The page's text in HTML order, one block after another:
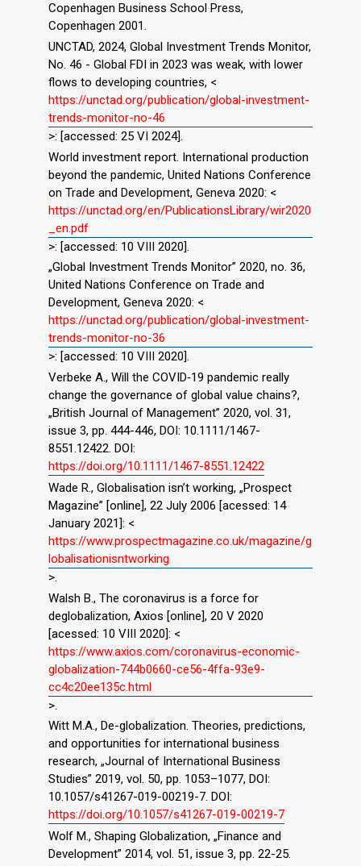
Copenhagen Business School Press,
Copenhagen 2001.
UNCTAD, 2024, Global Investment Trends Monitor,
No. 46 - Global FDI in 2023 was weak, with lower
flows to developing countries, <
https://unctad.org/publication/global-investment-
trends-monitor-no-46
>: [accessed: 25 VI 2024].
World investment report. International production
beyond the pandemic, United Nations Conference
on Trade and Development, Geneva 2020: <
https://unctad.org/en/PublicationsLibrary/wir2020
_en.pdf
>: [accessed: 10 VIII 2020].
„Global Investment Trends Monitor” 2020, no. 36,
United Nations Conference on Trade and
Development, Geneva 2020: <
https://unctad.org/publication/global-investment-
trends-monitor-no-36
>: [accessed: 10 VIII 2020].
Verbeke A., Will the COVID‐19 pandemic really
change the governance of global value chains?,
„British Journal of Management” 2020, vol. 31,
issue 3, pp. 444-446, DOI: 10.1111/1467-
8551.12422. DOI:
https://doi.org/10.1111/1467-8551.12422
Wade R., Globalisation isn’t working, „Prospect
Magazine” [online], 22 July 2006 [acessed: 14
January 2021]: <
https://www.prospectmagazine.co.uk/magazine/g
lobalisationisntworking
>.
Walsh B., The coronavirus is a force for
deglobalization, Axios [online], 20 V 2020
[acessed: 10 VIII 2020]: <
https://www.axios.com/coronavirus-economic-
globalization-744b0660-ce56-4ffa-93e9-
cc4c20ee135c.html
>.
Witt M.A., De-globalization. Theories, predictions,
and opportunities for international business
research, „Journal of International Business
Studies” 2019, vol. 50, pp. 1053–1077, DOI:
10.1057/s41267-019-00219-7. DOI:
https://doi.org/10.1057/s41267-019-00219-7
Wolf M., Shaping Globalization, „Finance and
Development” 2014, vol. 51, issue 3, pp. 22-25.